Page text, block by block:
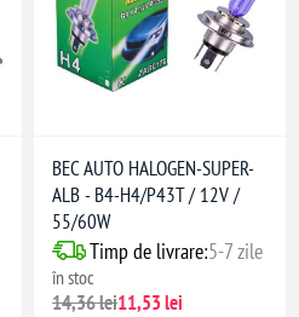
BEC AUTO HALOGEN-SUPER-
ALB - B4-H4/P43T / 12V /
55/60W
Timp de livrare:5-7 zile
în stoc
14,36 lei11,53 lei